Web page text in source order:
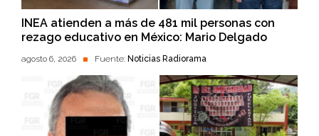
INEA atienden a más de 481 mil personas con
rezago educativo en México: Mario Delgado
agosto 6, 2026 Fuente: Noticias Radiorama